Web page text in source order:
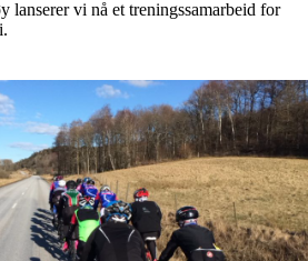
lanserer vi nå et treningssamarbeid for